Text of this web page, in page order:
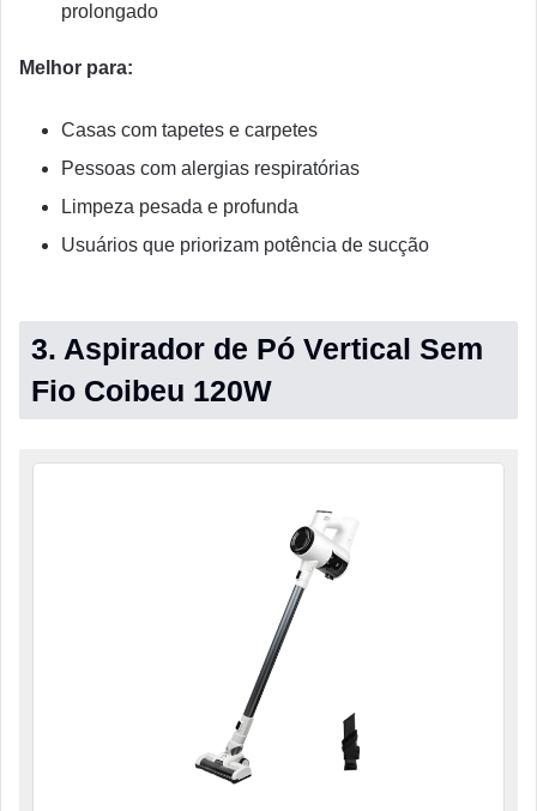
prolongado
Melhor para:
Casas com tapetes e carpetes
Pessoas com alergias respiratórias
Limpeza pesada e profunda
Usuários que priorizam potência de sucção
3. Aspirador de Pó Vertical Sem
Fio Coibeu 120W